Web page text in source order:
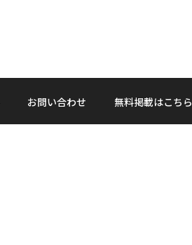
お問い合わせ 無料掲載はこちら